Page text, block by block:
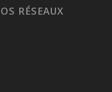
RÉSEAUX